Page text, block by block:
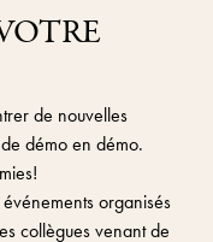
de nouvelles
démo en démo.
organisés
collègues venant de